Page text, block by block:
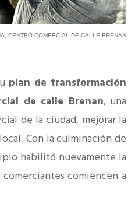
,CENTRO COMERCIAL DE CALLE BRENAN
plan de transformación
de calle Brenan, una
de la ciudad, mejorar la
Con la culminación de
habilitó nuevamente la
comiencen a